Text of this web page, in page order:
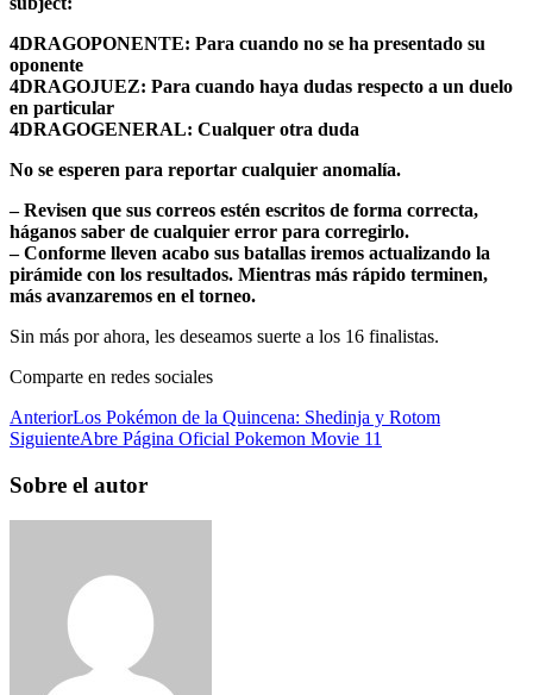
4DRAGOPONENTE: Para cuando no se ha presentado su
oponente
4DRAGOJUEZ: Para cuando haya dudas respecto a un duelo
en particular
4DRAGOGENERAL: Cualquer otra duda
No se esperen para reportar cualquier anomalía.
– Revisen que sus correos estén escritos de forma correcta,
háganos saber de cualquier error para corregirlo.
– Conforme lleven acabo sus batallas iremos actualizando la
pirámide con los resultados. Mientras más rápido terminen,
más avanzaremos en el torneo.
Sin más por ahora, les deseamos suerte a los 16 finalistas.
Comparte en redes sociales
AnteriorLos Pokémon de la Quincena: Shedinja y Rotom
SiguienteAbre Página Oficial Pokemon Movie 11
Sobre el autor